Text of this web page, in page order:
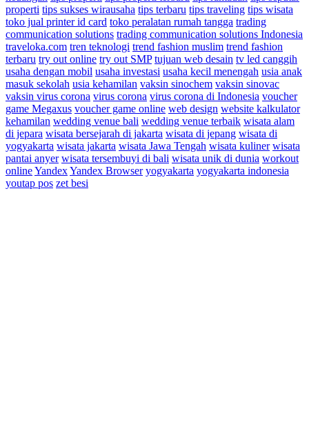
properti tips sukses wirausaha tips terbaru tips traveling tips wisata
toko jual printer id card toko peralatan rumah tangga trading
communication solutions trading communication solutions Indonesia
traveloka.com tren teknologi trend fashion muslim trend fashion
terbaru try out online try out SMP tujuan web desain tv led canggih
usaha dengan mobil usaha investasi usaha kecil menengah usia anak
masuk sekolah usia kehamilan vaksin sinochem vaksin sinovac
vaksin virus corona virus corona virus corona di Indonesia voucher
game Megaxus voucher game online web design website kalkulator
kehamilan wedding venue bali wedding venue terbaik wisata alam
di jepara wisata bersejarah di jakarta wisata di jepang wisata di
yogyakarta wisata jakarta wisata Jawa Tengah wisata kuliner wisata
pantai anyer wisata tersembuyi di bali wisata unik di dunia workout
onlineYandexYandex Browser yogyakarta yogyakarta indonesia
youtap pos zet besi